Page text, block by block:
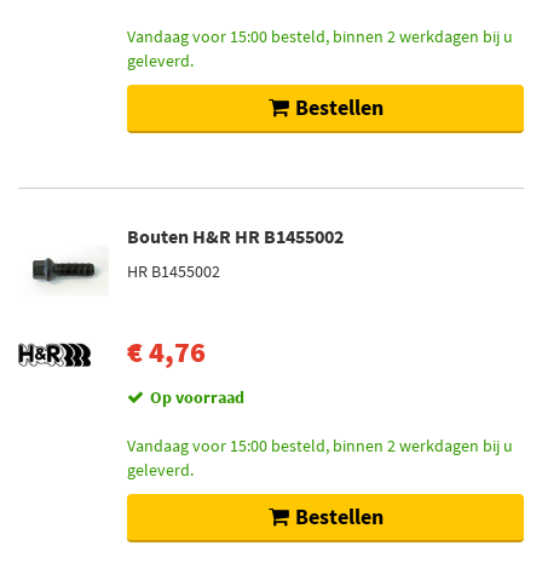
Vandaag voor 15:00 besteld, binnen 2 werkdagen bij u
geleverd.
Bestellen
Bouten H&R HR B1455002
HR B1455002
€ 4,76
Op voorraad
Vandaag voor 15:00 besteld, binnen 2 werkdagen bij u
geleverd.
Bestellen